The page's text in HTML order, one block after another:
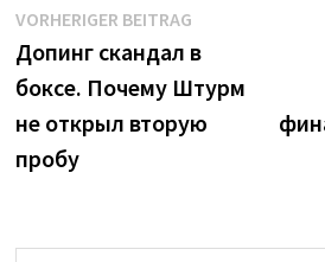
Beitrags-
Navigation
VORHERIGER BEITRAGVorheriger
Beitrag:
Допинг скандал в
боксе. Почему Штурм
не открыл вторую
пробу